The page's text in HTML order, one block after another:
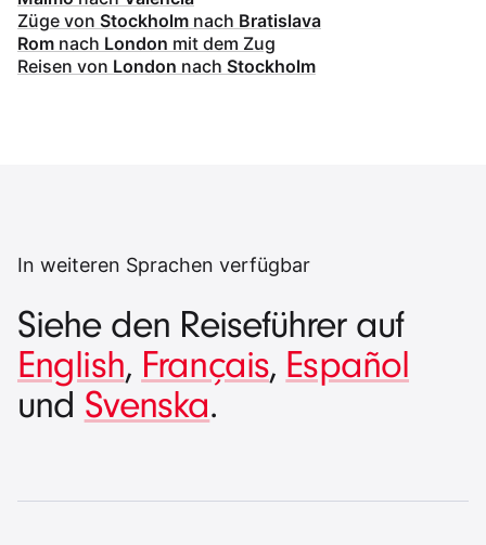
Züge von Stockholm nach Bratislava
Rom nach London mit dem Zug
Reisen von London nach Stockholm
In weiteren Sprachen verfügbar
Siehe den Reiseführer auf
English, Français, Español
und Svenska.